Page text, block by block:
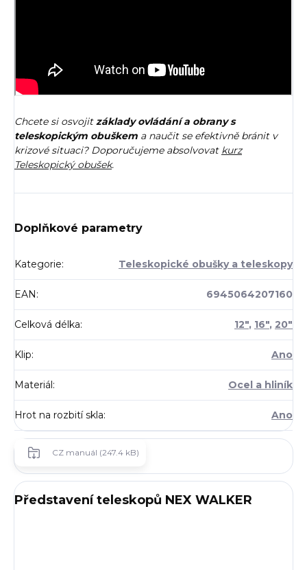
Chcete si osvojitzáklady ovládání a obrany s
teleskopickým obuškem a naučit se efektivně bránit v
krizové situaci? Doporučujeme absolvovat kurz
Teleskopický obušek.
Doplňkové parametry
Kategorie: Teleskopické obušky a teleskopy
EAN: 6945064207160
Celková délka: 12", 16", 20"
Klip: Ano
Materiál: Ocel a hliník
Hrot na rozbití skla: Ano
CZ manuál (247.4 kB)
Představení teleskopů NEX WALKER